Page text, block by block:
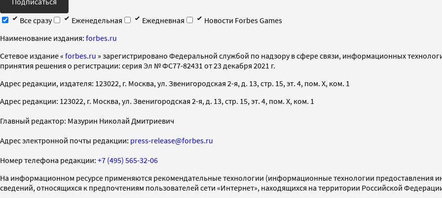
Все сразу
Еженедельная Ежедневная
Новости Forbes Games
Наименование издания: forbes.ru
Cетевое издание « forbes.ru » зарегистрировано Федеральной службой по надзору в сфере связи, информационных
принятия решения о регистрации: серия Эл № ФС77-82431 от 23 декабря 2021 г.
Адрес редакции, издателя: 123022, г. Москва, ул. Звенигородская 2-я, д. 13, стр. 15, эт. 4, пом. X, ком. 1
Адрес редакции: 123022, г. Москва, ул. Звенигородская 2-я, д. 13, стр. 15, эт. 4, пом. X, ком. 1
Главный редактор: Мазурин Николай Дмитриевич
Адрес электронной почты редакции: press-release@forbes.ru
Номер телефона редакции: +7 (495) 565-32-06
На информационном ресурсе применяются рекомендательные технологии (информационные технологии предоставления
сведений, относящихся к предпочтениям пользователей сети «Интернет», находящихся на территории Российской